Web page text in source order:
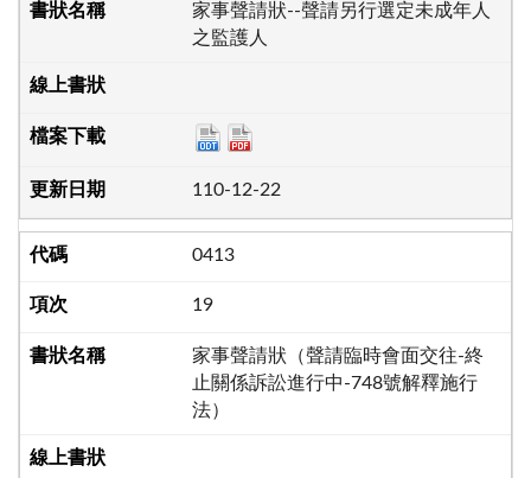
家事聲請狀--聲請另行選定未成年人
之監護人
110-12-22
0413
19
家事聲請狀（聲請臨時會面交往-終
止關係訴訟進行中-748號解釋施行
法）